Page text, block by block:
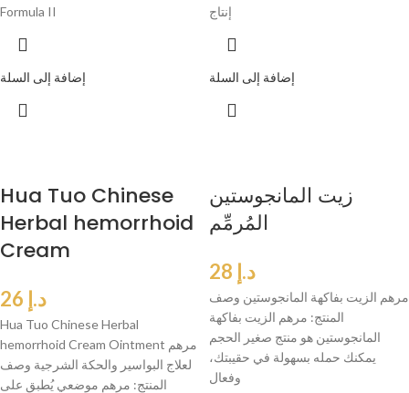
Formula II
إضافة إلى السلة
إنتاج
إضافة إلى السلة
Hua Tuo Chinese
Herbal hemorrhoid
Cream
د.إ
Hua Tuo Chinese Herbal
hemorrhoid Cream Ointment مرهم
لعلاج البواسير والحكة الشرجية وصف
المنتج: مرهم موضعي يُطبق على
زيت المانجوستين
المُرمِّم
د.إ
مرهم الزيت بفاكهة المانجوستين وصف
المنتج: مرهم الزيت بفاكهة
المانجوستين هو منتج صغير الحجم
يمكنك حمله بسهولة في حقيبتك،
وفعال